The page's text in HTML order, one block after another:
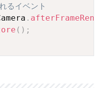
るイベント
.
( ) ;